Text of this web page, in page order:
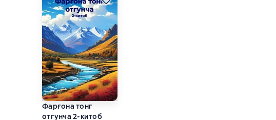
Фарғона тонг
отгунча 2-китоб